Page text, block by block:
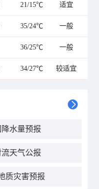
21/15℃ 适宜
35/24℃ 一般
36/25℃ 一般
34/27℃ 较适宜
水量预报
天气公报
质灾害预报